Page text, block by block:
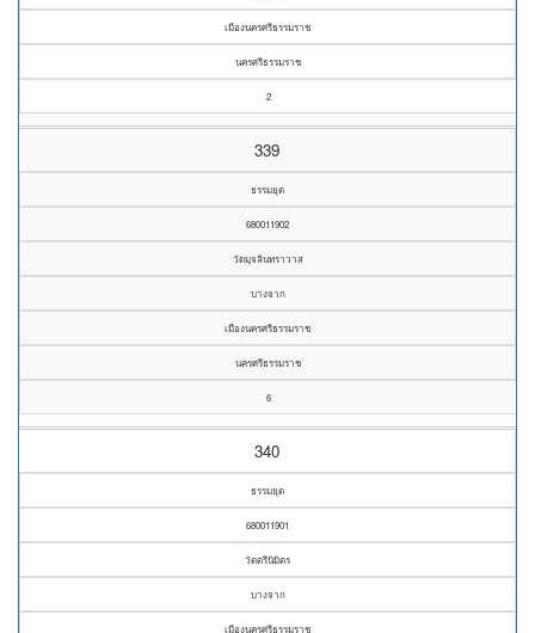
เมืองนครศรีธรรมราช
นครศรีธรรมราช
2
339
ธรรมยุต
680011902
วัดมุจลินทราวาส
บางจาก
เมืองนครศรีธรรมราช
นครศรีธรรมราช
6
340
ธรรมยุต
680011901
วัดตรีนิมิตร
บางจาก
เมืองนครศรีธรรมราช